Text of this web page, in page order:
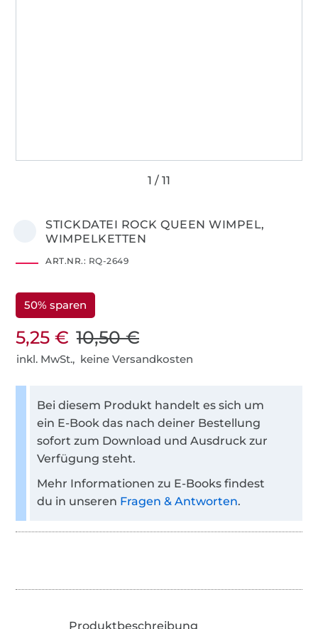
STICKDATEI ROCK QUEEN WIMPEL,
WIMPELKETTEN
ART.NR.: RQ-2649
50% sparen
5,25 € 10,50 €
inkl. MwSt., keine Versandkosten
Bei diesem Produkt handelt es sich um
ein E-Book das nach deiner Bestellung
sofort zum Download und Ausdruck zur
Verfügung steht.
Mehr Informationen zu E-Books findest
du in unseren Fragen & Antworten.